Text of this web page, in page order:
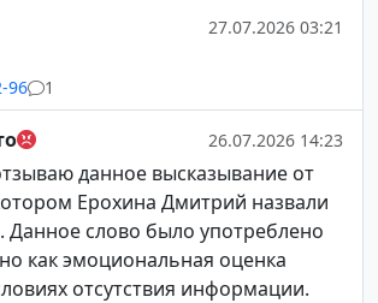
27.07.2026 03:21
96 1
26.07.2026 14:23
данное высказывание от
Ерохина Дмитрий назвали
слово было употреблено
как эмоциональная оценка
отсутствия информации.